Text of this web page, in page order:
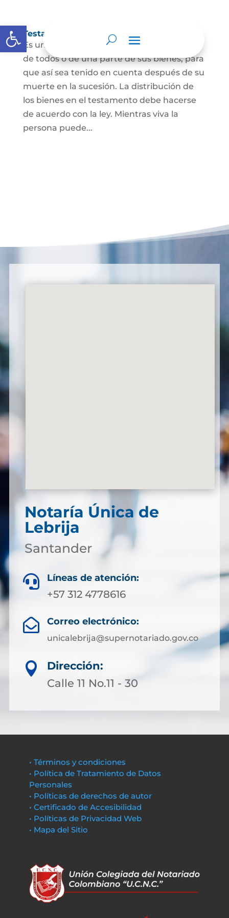
Abrir barra de herramientas
Testamento
Es un acto por el cual una persona dispone
de todos o de una parte de sus bienes, para
que así sea tenido en cuenta después de su
muerte en la sucesión. La distribución de
los bienes en el testamento debe hacerse
de acuerdo con la ley. Mientras viva la
persona puede...
Notaría Única de
Lebrija
Santander
 Líneas de atención:
+57 312 4778616
 Correo electrónico:
unicalebrija@supernotariado.gov.co

Dirección:
Calle 11 No.11 - 30
• Términos y condiciones
• Política de Tratamiento de Datos
Personales
• Políticas de derechos de autor
• Certificado de Accesibilidad
• Políticas de Privacidad Web
• Mapa del Sitio